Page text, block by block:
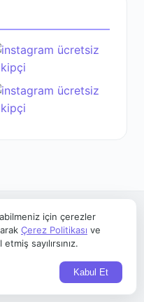
için çerezler
Çerez Politikası ve
sayılırsınız.
Kabul Et